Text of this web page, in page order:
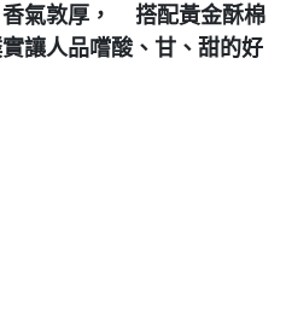
香氣敦厚， 搭配黃金酥棉
讓人品嚐酸、甘、甜的好